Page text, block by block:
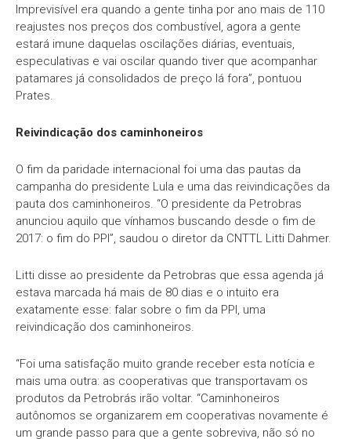
Imprevisível era quando a gente tinha por ano mais de 110
reajustes nos preços dos combustível, agora a gente
estará imune daquelas oscilações diárias, eventuais,
especulativas e vai oscilar quando tiver que acompanhar
patamares já consolidados de preço lá fora”, pontuou
Prates.
Reivindicação dos caminhoneiros
O fim da paridade internacional foi uma das pautas da
campanha do presidente Lula e uma das reivindicações da
pauta dos caminhoneiros. “O presidente da Petrobras
anunciou aquilo que vínhamos buscando desde o fim de
2017: o fim do PPI”, saudou o diretor da CNTTL Litti Dahmer.
Litti disse ao presidente da Petrobras que essa agenda já
estava marcada há mais de 80 dias e o intuito era
exatamente esse: falar sobre o fim da PPI, uma
reivindicação dos caminhoneiros.
“Foi uma satisfação muito grande receber esta notícia e
mais uma outra: as cooperativas que transportavam os
produtos da Petrobrás irão voltar. “Caminhoneiros
autônomos se organizarem em cooperativas novamente é
um grande passo para que a gente sobreviva, não só no